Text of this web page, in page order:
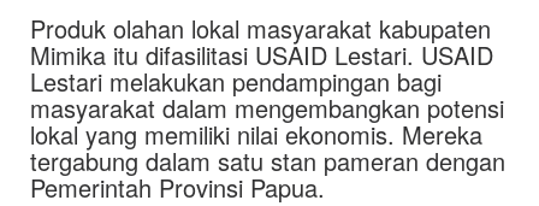
Produk olahan lokal masyarakat kabupaten
Mimika itu difasilitasi USAID Lestari. USAID
Lestari melakukan pendampingan bagi
masyarakat dalam mengembangkan potensi
lokal yang memiliki nilai ekonomis. Mereka
tergabung dalam satu stan pameran dengan
Pemerintah Provinsi Papua.